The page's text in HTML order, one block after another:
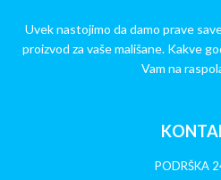
Uvek nastojimo da damo prave
proizvod za vaše mališane. Kakve
Vam na
PODRŠKA